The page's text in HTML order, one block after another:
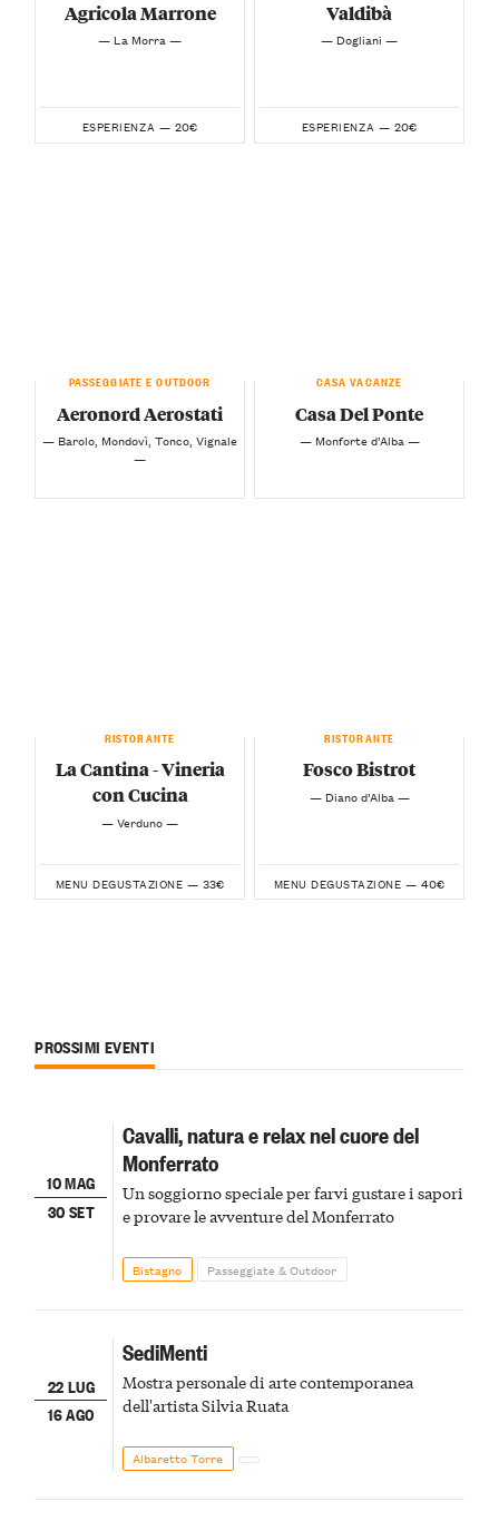
Agricola Marrone
— La Morra —
ESPERIENZA — 20€
Valdibà
— Dogliani —
ESPERIENZA — 20€
PASSEGGIATE E OUTDOOR
Aeronord Aerostati
— Barolo, Mondovì, Tonco, Vignale
—
CASA VACANZE
Casa Del Ponte
— Monforte d’Alba —
RISTORANTE
La Cantina - Vineria
con Cucina
— Verduno —
MENU DEGUSTAZIONE — 33€
RISTORANTE
Fosco Bistrot
— Diano d’Alba —
MENU DEGUSTAZIONE — 40€
PROSSIMI EVENTI
10 MAG
30 SET
Cavalli, natura e relax nel cuore del
Monferrato
Un soggiorno speciale per farvi gustare i sapori
e provare le avventure del Monferrato
Bistagno Passeggiate & Outdoor
22 LUG
16 AGO
SediMenti
Mostra personale di arte contemporanea
dell'artista Silvia Ruata
Albaretto Torre